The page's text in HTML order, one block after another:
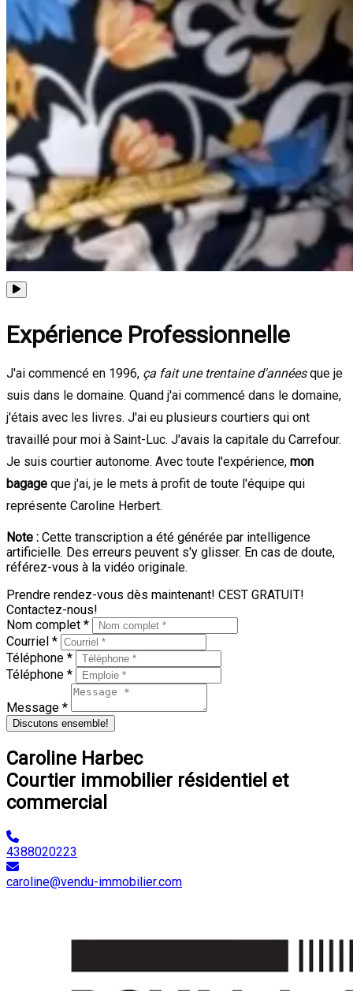
Expérience Professionnelle
J'ai commencé en 1996, ça fait une trentaine d'annéesque je
suis dans le domaine. Quand j'ai commencé dans le domaine,
j'étais avec les livres. J'ai eu plusieurs courtiers qui ont
travaillé pour moi à Saint-Luc. J'avais la capitale du Carrefour.
Je suis courtier autonome. Avec toute l'expérience, mon
bagage que j'ai, je le mets à profit de toute l'équipe qui
représente Caroline Herbert.
Note : Cette transcription a été générée par intelligence
artificielle. Des erreurs peuvent s'y glisser. En cas de doute,
référez-vous à la vidéo originale.
Prendre rendez-vous dès maintenant! CEST GRATUIT!
Contactez-nous!
Nom complet *
Courriel *
Téléphone *
Téléphone *
Message *
Discutons ensemble!
Caroline Harbec
Courtier immobilier résidentiel et
commercial
4388020223
caroline@vendu-immobilier.com